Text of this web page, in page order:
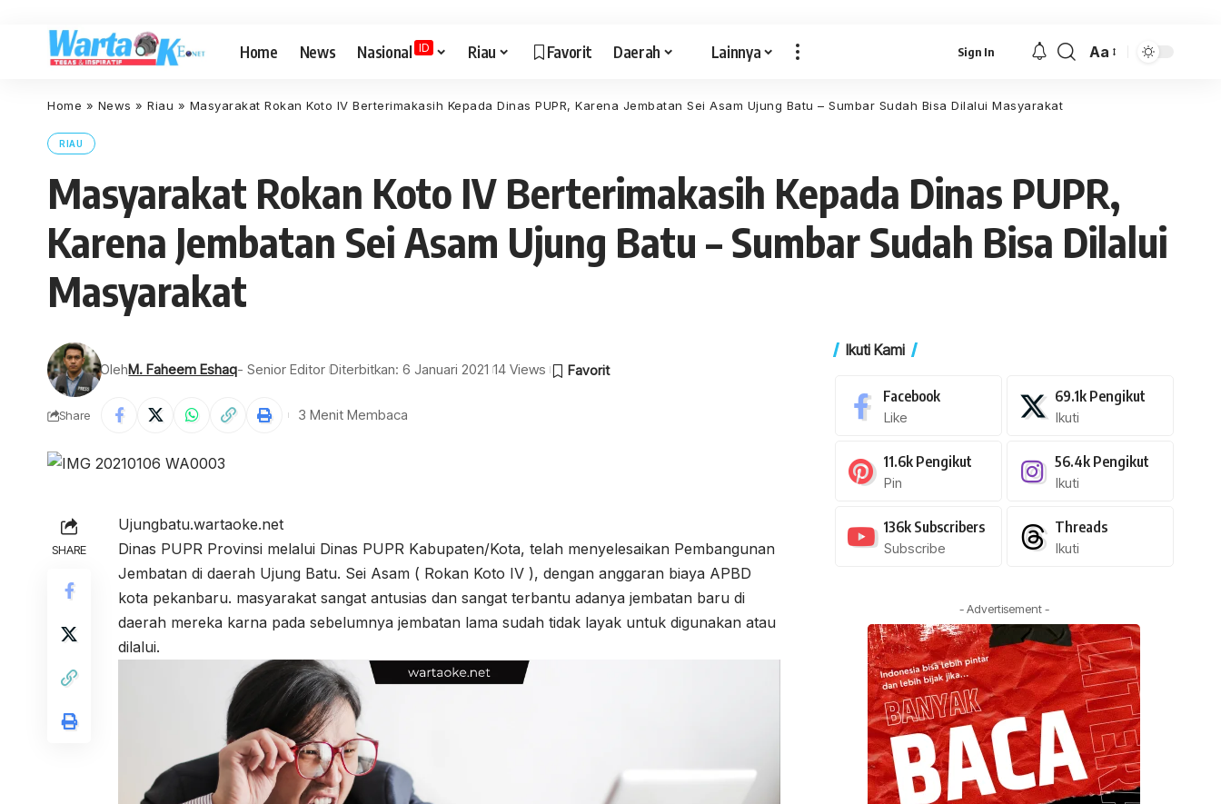
Home News Nasional ID Riau Favorit Daerah Lainnya Sign In
Font
Aa
Home » News » Riau » Masyarakat Rokan Koto IV Berterimakasih Kepada Dinas PUPR, Karena Jembatan Sei Asam Ujung Batu – Sumbar Sudah Bisa Dilalui Masyarakat
RIAU
Masyarakat Rokan Koto IV Berterimakasih Kepada Dinas PUPR,
Karena Jembatan Sei Asam Ujung Batu – Sumbar Sudah Bisa Dilalui
Masyarakat
OlehM. Faheem Eshaq- Senior Editor Diterbitkan: 6 Januari 2021 14 Views
Share 3 Menit Membaca
SHARE
Ujungbatu.wartaoke.net
Dinas PUPR Provinsi melalui Dinas PUPR Kabupaten/Kota, telah menyelesaikan Pembangunan
Jembatan di daerah Ujung Batu. Sei Asam ( Rokan Koto IV ), dengan anggaran biaya APBD
kota pekanbaru. masyarakat sangat antusias dan sangat terbantu adanya jembatan baru di
daerah mereka karna pada sebelumnya jembatan lama sudah tidak layak untuk digunakan atau
dilalui.
Ikuti Kami
Facebook
Like
69.1k Pengikut
Ikuti
11.6k Pengikut
Pin
56.4k Pengikut
Ikuti
136k Subscribers
Subscribe
Threads
Ikuti
- Advertisement -